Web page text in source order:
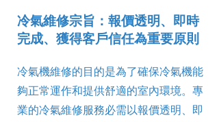
冷氣維修宗旨：報價透明、即時
完成、獲得客戶信任為重要原則
冷氣機維修的目的是為了確保冷氣機能
夠正常運作和提供舒適的室內環境。專
業的冷氣維修服務必需以報價透明、即